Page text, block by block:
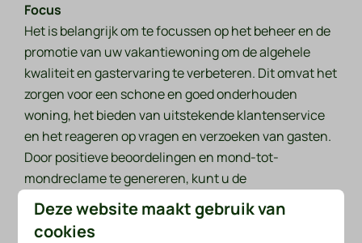
Focus
Het is belangrijk om te focussen op het beheer en de
promotie van uw vakantiewoning om de algehele
kwaliteit en gastervaring te verbeteren. Dit omvat het
zorgen voor een schone en goed onderhouden
woning, het bieden van uitstekende klantenservice
en het reageren op vragen en verzoeken van gasten.
Door positieve beoordelingen en mond-tot-
mondreclame te genereren, kunt u de
aantrekkelijkheid van uw vakantiewoning vergroten
en potentiële huurders aantrekken.
Deze website maakt gebruik van
cookies